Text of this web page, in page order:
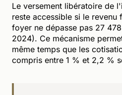
Le versement libératoire de
reste accessible si le revenu
foyer ne dépasse pas 27
2024). Ce mécanisme
même temps que les
compris entre 1 % et 2,2 %